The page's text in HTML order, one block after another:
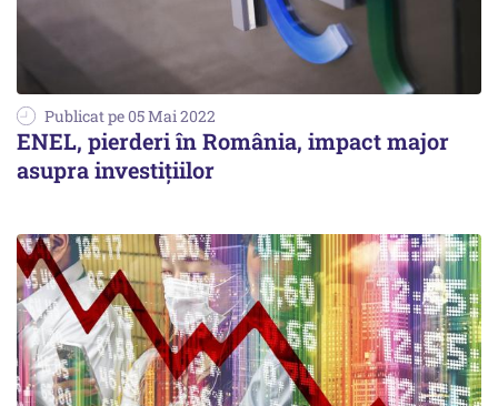
Publicat pe 05 Mai 2022
ENEL, pierderi în România, impact major
asupra investiţiilor